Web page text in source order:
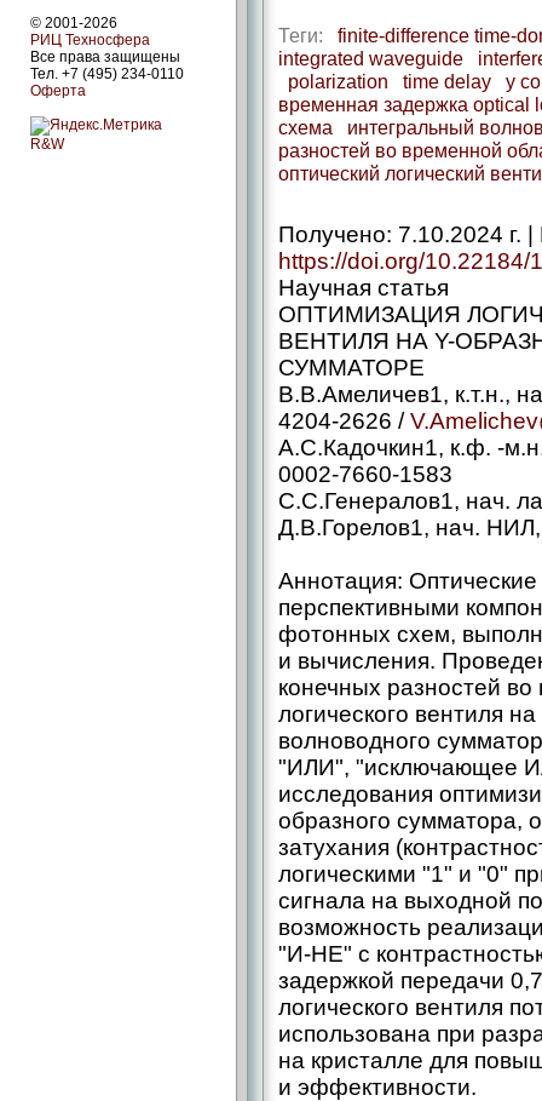
© 2001-2026
РИЦ Техносфера
Все права защищены
Тел. +7 (495) 234-0110
Оферта
R&W
Теги: finite-difference time-
integrated waveguide
polarization
time delay
y
временная задержка optical
схема
интегральный
разностей во временной
оптический логический
Получено: 7.10.2024 г.
https://doi.org/
Научная статья
ОПТИМИЗАЦИЯ
ВЕНТИЛЯ НА Y-
СУММАТОРЕ
В.В.Амеличев1, к.т.н.,
4204-2626 /
А.С.Кадочкин1, к.ф. -
0002-7660-1583
С.С.Генералов1, нач.
Д.В.Горелов1, нач.
Аннотация:
перспективными
фотонных схем,
и вычисления.
конечных разностей
логического вентиля
волноводного
"ИЛИ", "исключающее
исследования
образного сумматора,
затухания
логическими "1" и "0"
сигнала на выходной
возможность
"И-НЕ" с
задержкой передачи
логического вентиля
использована при
на кристалле для
и эффективности.